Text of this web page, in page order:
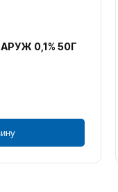
0,1% 50Г